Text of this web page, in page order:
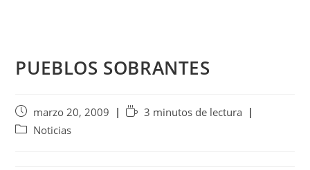
PUEBLOS SOBRANTES
marzo 20, 2009
3 minutos de lectura
Noticias